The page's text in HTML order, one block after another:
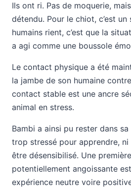
Ils ont ri. Pas de moquerie,
détendu. Pour le chiot, c’est
humains rient, c’est que la
a agi comme une boussole
Le contact physique a été
la jambe de son humaine
contact stable est une ancre
animal en stress.
Bambi a ainsi pu rester dans
trop stressé pour apprendre,
être désensibilisé. Une
potentiellement angoissante
expérience neutre voire